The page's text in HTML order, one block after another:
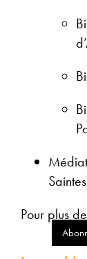
Pour plus